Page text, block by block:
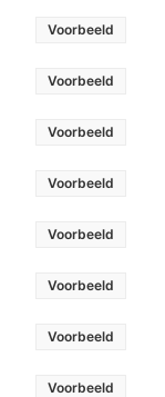
Voorbeeld
Voorbeeld
Voorbeeld
Voorbeeld
Voorbeeld
Voorbeeld
Voorbeeld
Voorbeeld